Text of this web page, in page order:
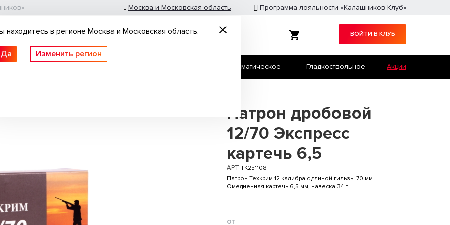
находитесь в регионе Москва и Московская область.
Да Изменить регион
Москва и Московская область Программа лояльности «Калашников Клуб»
ВОЙТИ В КЛУБ
Травматическое Гладкоствольное Акции
12/70 Экспресс картечь 6,5
Патрон дробовой
12/70 Экспресс
картечь 6,5
АРТ TK251108
Патрон Техкрим 12 калибра с длиной гильзы 70 мм.
Омедненная картечь 6,5 мм, навеска 34 г.
от